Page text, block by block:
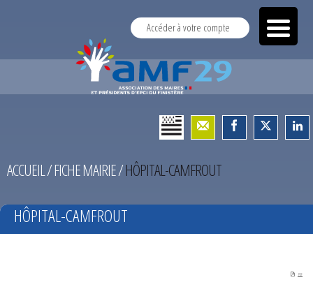
Accéder à votre compte
ACCUEIL/FICHE MAIRIE/HÔPITAL-CAMFROUT
HÔPITAL-CAMFROUT
PDF